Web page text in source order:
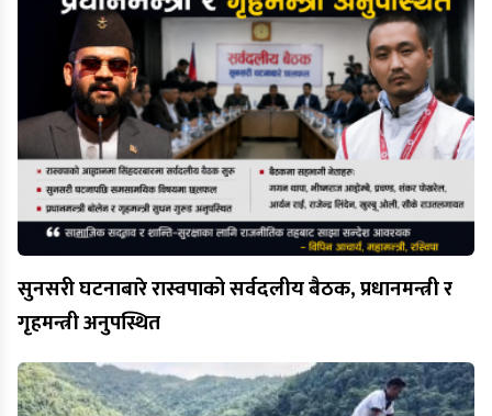
सुनसरी घटनाबारे रास्वपाको सर्वदलीय बैठक, प्रधानमन्त्री र
गृहमन्त्री अनुपस्थित